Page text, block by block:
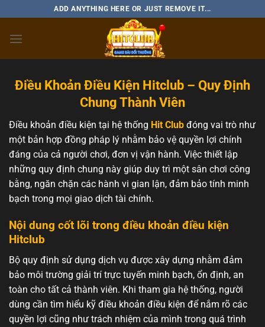
to
content
ADD ANYTHING HERE OR JUST REMOVE IT...
Điều Khoản Điều Kiện Hitclub – Quy Định
Chung Thành Viên
Điều khoản điều kiện tại hệ thống Hit Club đóng vai trò như
một bản hợp đồng pháp lý nhằm bảo vệ quyền lợi chính
đáng của cả người chơi, đơn vị vận hành. Việc thiết lập
những quy định chung này giúp duy trì một sân chơi công
bằng, ngăn chặn các hành vi gian lận, đảm bảo tính minh
bạch trong mọi giao dịch tài chính.
Nội dung cốt lõi trong điều khoản điều kiện
Hitclub
Bộ quy định sử dụng dịch vụ được xây dựng nhằm đảm
bảo môi trường giải trí trực tuyến minh bạch, ổn định, an
toàn cho tất cả thành viên. Khi tham gia hệ thống, người
dùng cần tìm hiểu kỹ điều khoản điều kiện để nắm rõ các
quyền lợi cũng như trách nhiệm của mình trong quá trình